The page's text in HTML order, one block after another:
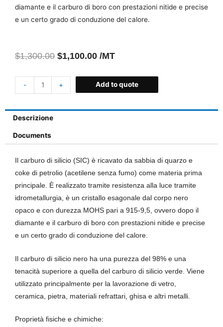
diamante e il carburo di boro con prestazioni nitide e precise
e un certo grado di conduzione del calore.
$1,300.00 $1,100.00 /MT
- + Add to quote
Descrizione
Documents
Il carburo di silicio (SIC) è ricavato da sabbia di quarzo e
coke di petrolio (acetilene senza fumo) come materia prima
principale. È realizzato tramite resistenza alla luce tramite
idrometallurgia, è un cristallo esagonale dal corpo nero
opaco e con durezza MOHS pari a 915-9,5, ovvero dopo il
diamante e il carburo di boro con prestazioni nitide e precise
e un certo grado di conduzione del calore.
Il carburo di silicio nero ha una purezza del 98% e una
tenacità superiore a quella del carburo di silicio verde. Viene
utilizzato principalmente per la lavorazione di vetro,
ceramica, pietra, materiali refrattari, ghisa e altri metalli.
Proprietà fisiche e chimiche: